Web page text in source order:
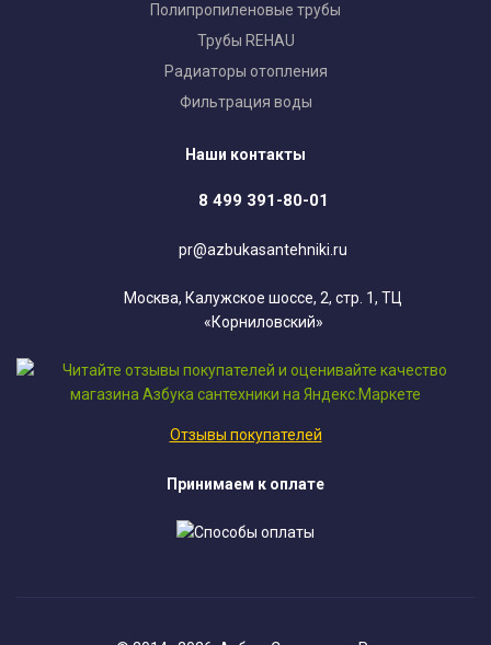
Полипропиленовые трубы
Трубы REHAU
Радиаторы отопления
Фильтрация воды
Наши контакты
8 499 391-80-01
pr@azbukasantehniki.ru
Москва, Калужское шоссе, 2, стр. 1, ТЦ
«Корниловский»
Отзывы покупателей
Принимаем к оплате